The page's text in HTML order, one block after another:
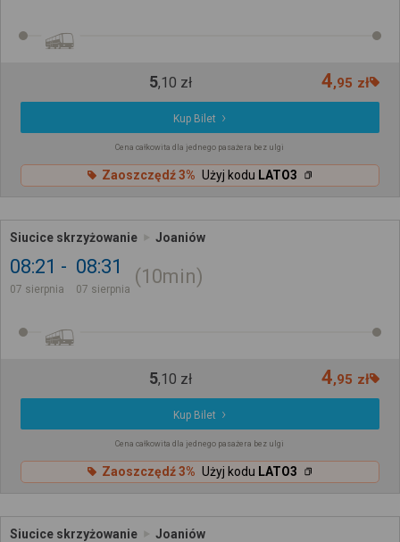
5,10 zł 4,95 zł
Kup Bilet
Cena całkowita dla jednego pasażera bez ulgi
Zaoszczędź 3% Użyj kodu LATO3
Siucice skrzyżowanie Joaniów
08:21
07 sierpnia
08:31
07 sierpnia
10min
5,10 zł 4,95 zł
Kup Bilet
Cena całkowita dla jednego pasażera bez ulgi
Zaoszczędź 3% Użyj kodu LATO3
Siucice skrzyżowanie Joaniów